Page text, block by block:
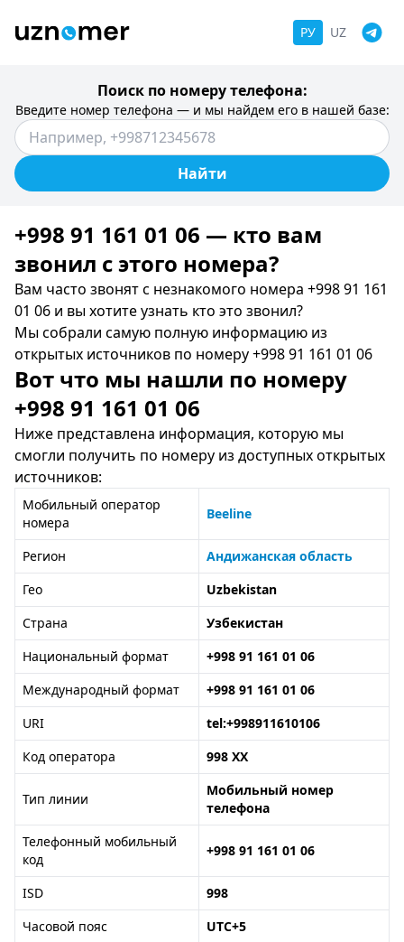
РУ UZ
Поиск по номеру телефона:
Введите номер телефона — и мы найдем его в нашей базе:
Найти
+998 91 161 01 06 — кто вам
звонил c этого номера?
Вам часто звонят с незнакомого номера +998 91 161
01 06 и вы хотите узнать кто это звонил?
Мы собрали самую полную информацию из
открытых источников по номеру +998 91 161 01 06
Вот что мы нашли по номеру
+998 91 161 01 06
Ниже представлена информация, которую мы
смогли получить по номеру из доступных открытых
источников:
Мобильный оператор
номера
Beeline
Регион
Андижанская область
Гео
Uzbekistan
Страна
Узбекистан
Национальный формат
+998 91 161 01 06
Международный формат
+998 91 161 01 06
URI
tel:+998911610106
Код оператора
998 XX
Тип линии
Мобильный номер
телефона
Телефонный мобильный
код
+998 91 161 01 06
ISD
998
Часовой пояс
UTC+5